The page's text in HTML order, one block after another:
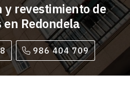
y revestimiento de
Redondela
986 404 709